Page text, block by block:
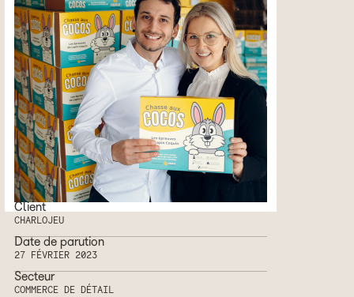
Client
CHARLOJEU
Date de parution
27 FÉVRIER 2023
Secteur
COMMERCE DE DÉTAIL